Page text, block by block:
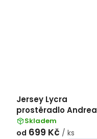
Jersey Lycra
prostěradlo Andrea
Simone boxspring -
Granite Green (16-
Skladem
od 699 Kč / ks